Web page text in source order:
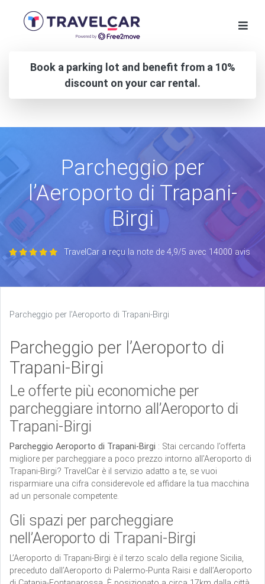
Book a parking lot and benefit from a 10%
discount on your car rental.
Parcheggio per
l’Aeroporto di Trapani-
Birgi
TravelCar a reçu la note de 4,9/5 avec 14000 avis
Parcheggio per l’Aeroporto di Trapani-Birgi
Parcheggio per l’Aeroporto di
Trapani-Birgi
Le offerte più economiche per
parcheggiare intorno all’Aeroporto di
Trapani-Birgi
Parcheggio Aeroporto di Trapani-Birgi : Stai cercando l’offerta
migliore per parcheggiare a poco prezzo intorno all’Aeroporto di
Trapani-Birgi? TravelCar è il servizio adatto a te, se vuoi
risparmiare una cifra considerevole ed affidare la tua macchina
ad un personale competente.
Gli spazi per parcheggiare
nell’Aeroporto di Trapani-Birgi
L’Aeroporto di Trapani-Birgi è il terzo scalo della regione Sicilia,
preceduto dall’Aeroporto di Palermo-Punta Raisi e dall’Aeroporto